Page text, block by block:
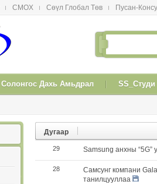
СМОX Сөүл Глобал Төв Пусан-
Солонгос Даxь Амьдрал SS_Студи
Дугаар
29 Samsung анхны “5G”
28
Самсунг компани
танилцууллаа